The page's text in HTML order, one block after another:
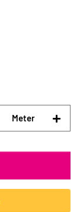
Meter